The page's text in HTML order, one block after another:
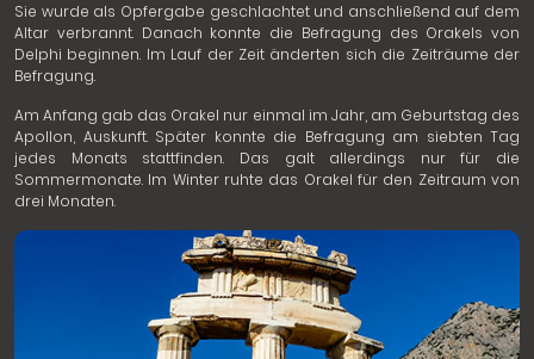
Sie wurde als Opfergabe geschlachtet und anschließend auf dem
Altar verbrannt. Danach konnte die Befragung des Orakels von
Delphi beginnen. Im Lauf der Zeit änderten sich die Zeiträume der
Befragung.
Am Anfang gab das Orakel nur einmal im Jahr, am Geburtstag des
Apollon, Auskunft. Später konnte die Befragung am siebten Tag
jedes Monats stattfinden. Das galt allerdings nur für die
Sommermonate. Im Winter ruhte das Orakel für den Zeitraum von
drei Monaten.